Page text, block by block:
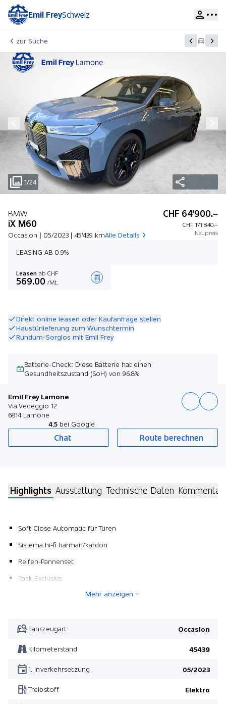
Emil FreySchweiz
zur Suche
1/24
BMW
iX M60
Occasion | 05/2023 | 45'439 kmAlle Details
CHF 64'900.–
CHF 171'840.–
Neupreis
LEASING AB 0.9%
Leasen ab CHF
569.00 /Mt.
Direkt online leasen oder Kaufanfrage stellen
Haustürlieferung zum Wunschtermin
Rundum-Sorglos mit Emil Frey
Batterie-Check: Diese Batterie hat einen
Gesundheitszustand (SoH) von 96.8%.
Emil Frey Lamone
Via Vedeggio 12
6814 Lamone
4.5 bei Google
Chat Route berechnen
Highlights Ausstattung Technische Daten Kommentar
Soft Close Automatic für Türen
Sistema hi-fi harman/kardon
Reifen-Pannenset
Pack Exclusive
BMW Individual Lackierung
M Aerodynamikräder 1023
Klimakomfort/ Frontscheibe
Driving Assistant Plus
Mehr anzeigen
Fahrzeugart Occasion
Kilometerstand 45439
1. Inverkehrsetzung 05/2023
Treibstoff Elektro